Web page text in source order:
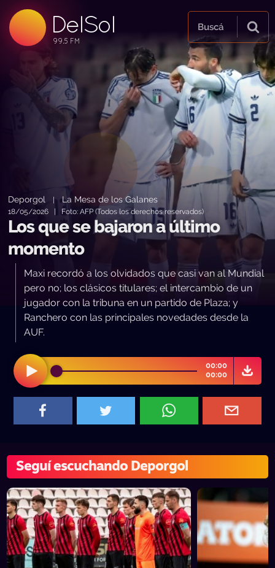
DelSol
99.5 FM
99.5 FM
99.5 FM
Buscá
Deporgol |La Mesa de los Galanes
18/05/2026 | Foto: AFP (Todos los derechos reservados)
Los que se bajaron a último
momento
Maxi recordó a los olvidados que casi van al Mundial
pero no; los clásicos titulares; el intercambio de un
jugador con la tribuna en un partido de Plaza; y
Ranchero con las principales novedades desde la
AUF.
00:00
00:00
Seguí escuchando Deporgol